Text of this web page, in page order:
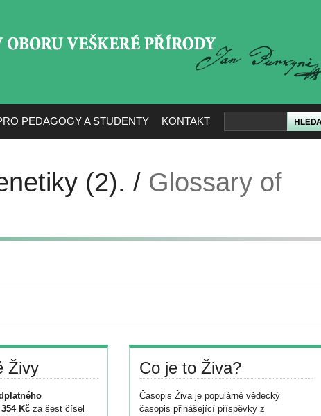
PEDAGOGY A STUDENTY KONTAKT
(2). / Glossary of
Živy
Kč za šest čísel
Co je to Živa?
Časopis Živa je populárně vědecký
časopis přinášející příspěvky z